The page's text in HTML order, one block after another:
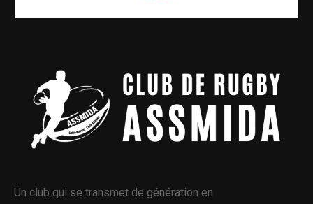
Un club qui se transmet de génération en